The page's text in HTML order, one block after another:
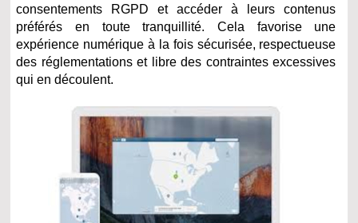
consentements RGPD et accéder à leurs contenus
préférés en toute tranquillité. Cela favorise une
expérience numérique à la fois sécurisée, respectueuse
des réglementations et libre des contraintes excessives
qui en découlent.